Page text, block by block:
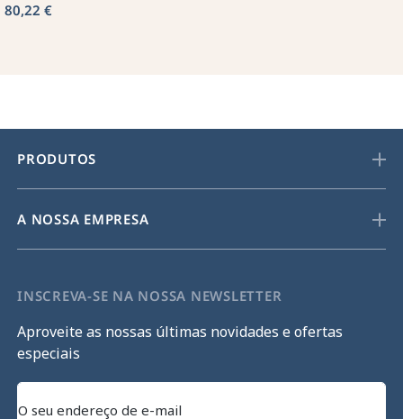
80,22 €
PRODUTOS
A NOSSA EMPRESA
INSCREVA-SE NA NOSSA NEWSLETTER
Aproveite as nossas últimas novidades e ofertas
especiais